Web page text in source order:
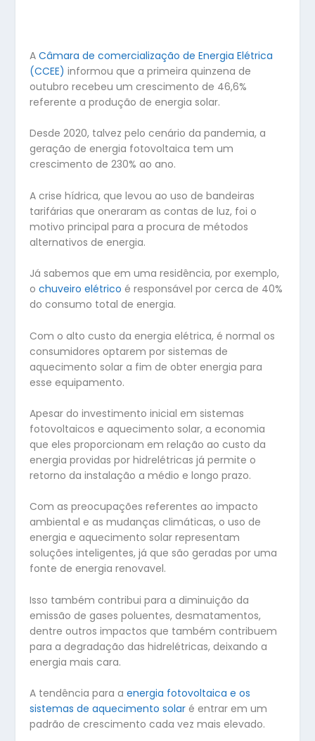
ACâmara de comercialização de Energia Elétrica
(CCEE) informou que a primeira quinzena de
outubro recebeu um crescimento de 46,6%
referente a produção de energia solar.
Desde 2020, talvez pelo cenário da pandemia, a
geração de energia fotovoltaica tem um
crescimento de 230% ao ano.
A crise hídrica, que levou ao uso de bandeiras
tarifárias que oneraram as contas de luz, foi o
motivo principal para a procura de métodos
alternativos de energia.
Já sabemos que em uma residência, por exemplo,
ochuveiro elétrico é responsável por cerca de 40%
do consumo total de energia.
Com o alto custo da energia elétrica, é normal os
consumidores optarem por sistemas de
aquecimento solar a fim de obter energia para
esse equipamento.
Apesar do investimento inicial em sistemas
fotovoltaicos e aquecimento solar, a economia
que eles proporcionam em relação ao custo da
energia providas por hidrelétricas já permite o
retorno da instalação a médio e longo prazo.
Com as preocupações referentes ao impacto
ambiental e as mudanças climáticas, o uso de
energia e aquecimento solar representam
soluções inteligentes, já que são geradas por uma
fonte de energia renovavel.
Isso também contribui para a diminuição da
emissão de gases poluentes, desmatamentos,
dentre outros impactos que também contribuem
para a degradação das hidrelétricas, deixando a
energia mais cara.
A tendência para aenergia fotovoltaica e os
sistemas de aquecimento solar é entrar em um
padrão de crescimento cada vez mais elevado.